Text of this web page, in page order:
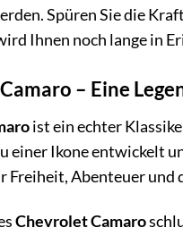
Spüren Sie die
Ihnen noch lange in
– Eine
ist ein echter
einer Ikone entwickelt
Freiheit, Abenteuer und
Chevrolet Camaro